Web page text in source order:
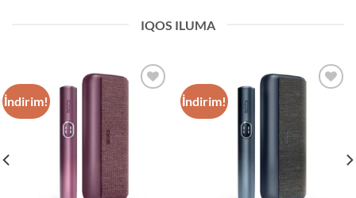
IQOS ILUMA
İndirim! İndirim!